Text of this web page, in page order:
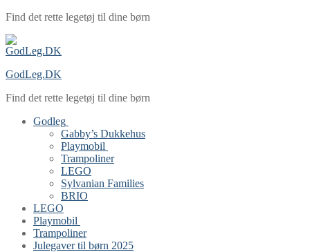
Spring
indhold
Menu
Luk
Find det rette legetøj til dine børn
GodLeg.DK
Find det rette legetøj til dine børn
Godleg
Gabby’s Dukkehus
Playmobil
Trampoliner
LEGO
Sylvanian Families
BRIO
LEGO
Playmobil
Trampoliner
Julegaver til børn 2025